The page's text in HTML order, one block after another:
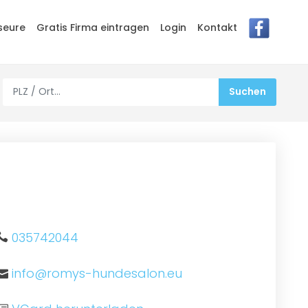
Gratis Firma eintragen Login Kontakt
035742044
info@romys-hundesalon.eu